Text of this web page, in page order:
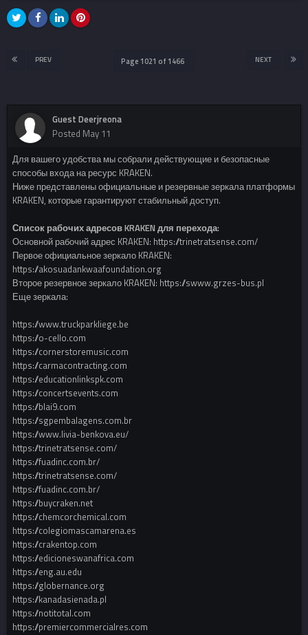
PREV NEXT
Page 1021 of 1466
Guest Deerjreona
Posted May 11
Для вашего удобства мы собрали действующие и безопасные
способы входа на ресурс KRAKEN.
Ниже представлены официальные и резервные зеркала платформы
KRAKEN, которые гарантируют стабильный доступ.
Список рабочих адресов KRAKEN для перехода:
Основной рабочий адрес KRAKEN: https://trinetratsense.com/
Первое официальное зеркало KRAKEN:
https://akosuadankwaafoundation.org
Второе резервное зеркало KRAKEN: https://swww.grzes-bus.pl
Еще зеркала:
https://www.truckparkliege.be
https://o-cello.com
https://cornerstoremusic.com
https://carmacontracting.com
https://educationlinkspk.com
https://concertsevents.com
https://blai9.com
https://sgpembalagens.com.br
https://www.livia-benkova.eu/
https://trinetratsense.com/
https://fuadinc.com.br/
https://trinetratsense.com/
https://fuadinc.com.br/
https://buycraken.net
https://chemcorchemical.com
https://colegiomascamarena.es
https://crakentop.com
https://edicioneswanafrica.com
https://eng.au.edu
https://globernance.org
https://kanadasienada.pl
https://notitotal.com
https://premiercommercialres.com